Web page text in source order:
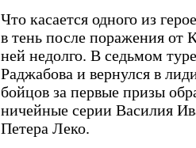
Что касается одного из
в тень после поражения от
ней недолго. В седьмом
Раджабова и вернулся в
бойцов за первые призы
ничейные серии Василия
Петера Леко.